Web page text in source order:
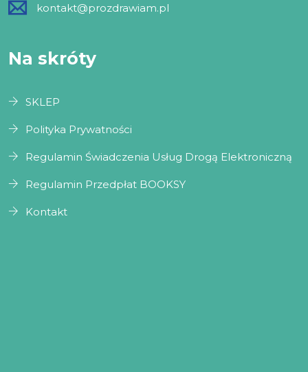
kontakt@prozdrawiam.pl
Na skróty
SKLEP
Polityka Prywatności
Regulamin Świadczenia Usług Drogą Elektroniczną
Regulamin Przedpłat BOOKSY
Kontakt